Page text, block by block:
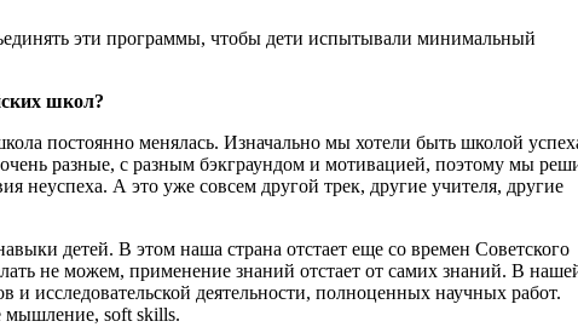
эти программы, чтобы дети испытывали минимальный
школ?
постоянно менялась. Изначально мы хотели быть школой
разные, с разным бэкграундом и мотивацией, поэтому мы
неуспеха. А это уже совсем другой трек, другие учителя, другие
детей. В этом наша страна отстает еще со времен Советского
не можем, применение знаний отстает от самих знаний. В
исследовательской деятельности, полноценных научных работ.
мышление, soft skills.